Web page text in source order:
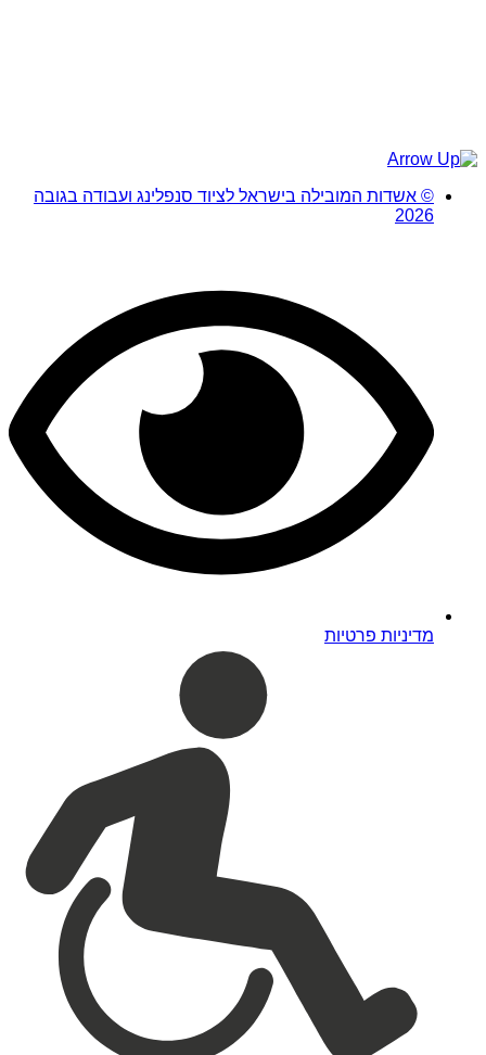
© אשדות המובילה בישראל לציוד סנפלינג ועבודה בגובה
2026
מדיניות פרטיות